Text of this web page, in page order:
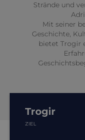
Strände und
Mit seiner
Geschichte,
bietet Trogir
Trogir
ZIEL